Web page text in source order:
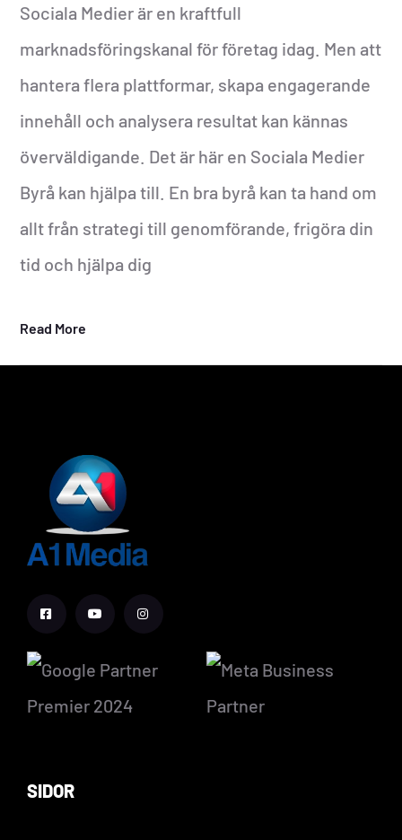
Sociala Medier är en kraftfull
marknadsföringskanal för företag idag. Men att
hantera flera plattformar, skapa engagerande
innehåll och analysera resultat kan kännas
överväldigande. Det är här en Sociala Medier
Byrå kan hjälpa till. En bra byrå kan ta hand om
allt från strategi till genomförande, frigöra din
tid och hjälpa dig
Read More
SIDOR